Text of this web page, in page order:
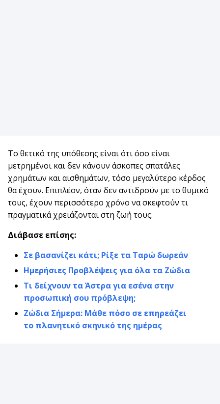
Το θετικό της υπόθεσης είναι ότι όσο είναι
μετρημένοι και δεν κάνουν άσκοπες σπατάλες
χρημάτων και αισθημάτων, τόσο μεγαλύτερο κέρδος
θα έχουν. Επιπλέον, όταν δεν αντιδρούν με το θυμικό
τους, έχουν περισσότερο χρόνο να σκεφτούν τι
πραγματικά χρειάζονται στη ζωή τους.
Διάβασε επίσης:
Σε βασανίζει κάτι; Ρίξε τα Ταρώ δωρεάν
Ημερήσιες Προβλέψεις για όλα τα Ζώδια
Τι δείχνουν τα Άστρα για εσένα στην
προσωπική σου πρόβλεψη;
Ζώδια Σήμερα: Μάθε πόσο σε επηρεάζει
το πλανητικό σκηνικό της ημέρας